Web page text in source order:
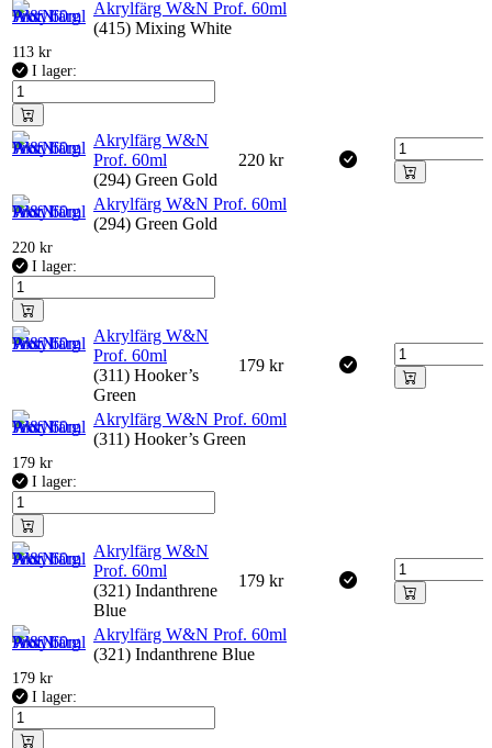
Akrylfärg W&N Prof. 60ml
(415) Mixing White
113 kr
I lager:
Akrylfärg W&N
Prof. 60ml
(294) Green Gold
220 kr
Akrylfärg W&N Prof. 60ml
(294) Green Gold
220 kr
I lager:
Akrylfärg W&N
Prof. 60ml
(311) Hooker’s
Green
179 kr
Akrylfärg W&N Prof. 60ml
(311) Hooker’s Green
179 kr
I lager:
Akrylfärg W&N
Prof. 60ml
(321) Indanthrene
Blue
179 kr
Akrylfärg W&N Prof. 60ml
(321) Indanthrene Blue
179 kr
I lager: